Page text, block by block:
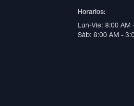
Horarios:
Lun-Vie: 8:00 AM
Sáb: 8:00 AM -